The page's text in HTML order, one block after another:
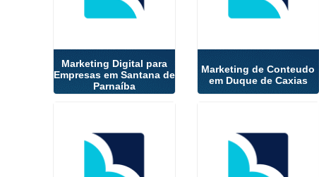
Marketing Digital para
Empresas em Santana de
Parnaíba
Marketing de Conteudo
em Duque de Caxias